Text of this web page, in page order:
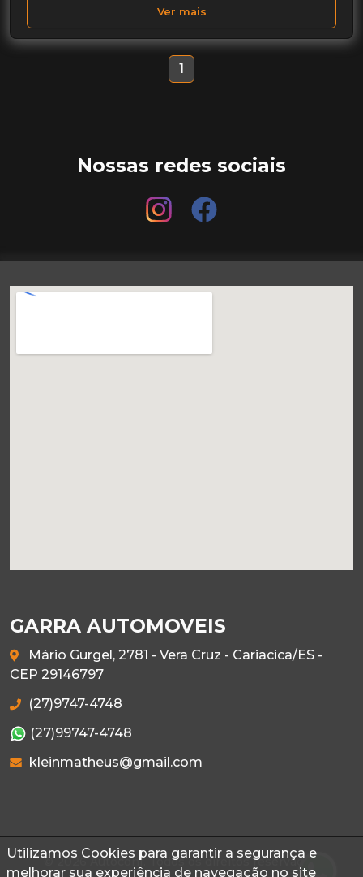
Utilizamos Cookies para garantir a segurança e
melhorar sua experiência de navegação no site
Ver mais
1
Nossas redes sociais
GARRA AUTOMOVEIS
Mário Gurgel, 2781 - Vera Cruz - Cariacica/ES -
CEP 29146797
(27)9747-4748
(27)99747-4748
kleinmatheus@gmail.com
© 2026 Autoconf. Todos os direitos reservados.